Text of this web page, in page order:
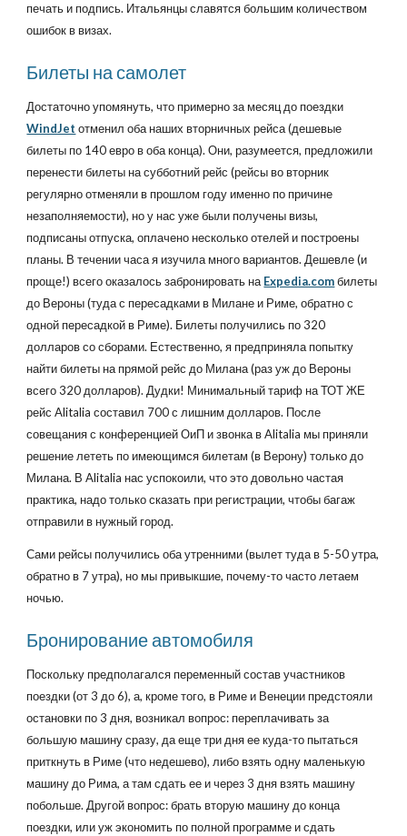
печать и подпись. Итальянцы славятся большим количеством
ошибок в визах.
Билеты на самолет
Достаточно упомянуть, что примерно за месяц до поездки
WindJet отменил оба наших вторничных рейса (дешевые
билеты по 140 евро в оба конца). Они, разумеется, предложили
перенести билеты на субботний рейс (рейсы во вторник
регулярно отменяли в прошлом году именно по причине
незаполняемости), но у нас уже были получены визы,
подписаны отпуска, оплачено несколько отелей и построены
планы. В течении часа я изучила много вариантов. Дешевле (и
проще!) всего оказалось забронировать на Expedia.comбилеты
до Вероны (туда с пересадками в Милане и Риме, обратно с
одной пересадкой в Риме). Билеты получились по 320
долларов со сборами. Естественно, я предприняла попытку
найти билеты на прямой рейс до Милана (раз уж до Вероны
всего 320 долларов). Дудки! Минимальный тариф на ТОТ ЖЕ
рейс Alitalia составил 700 с лишним долларов. После
совещания с конференцией ОиП и звонка в Alitalia мы приняли
решение лететь по имеющимся билетам (в Верону) только до
Милана. В Alitalia нас успокоили, что это довольно частая
практика, надо только сказать при регистрации, чтобы багаж
отправили в нужный город.
Сами рейсы получились оба утренними (вылет туда в 5-50 утра,
обратно в 7 утра), но мы привыкшие, почему-то часто летаем
ночью.
Бронирование автомобиля
Поскольку предполагался переменный состав участников
поездки (от 3 до 6), а, кроме того, в Риме и Венеции предстояли
остановки по 3 дня, возникал вопрос: переплачивать за
большую машину сразу, да еще три дня ее куда-то пытаться
приткнуть в Риме (что недешево), либо взять одну маленькую
машину до Рима, а там сдать ее и через 3 дня взять машину
побольше. Другой вопрос: брать вторую машину до конца
поездки, или уж экономить по полной программе и сдать